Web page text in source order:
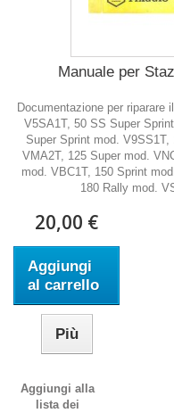
Manuale per
Documentazione per riparare
V5SA1T, 50 SS Super
Super Sprint mod.
VMA2T, 125 Super mod.
mod. VBC1T, 150 Sprint
180 Rally mod.
20,00 €
Aggiungi
al carrello
Più
Aggiungi alla
lista dei